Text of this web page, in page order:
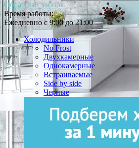
Обратный звонок
Время работы:
Ежедневно с 9:00 до 21:00
Холодильники
No Frost
Двухкамерные
Однокамерные
Встраиваемые
Side by side
Черные